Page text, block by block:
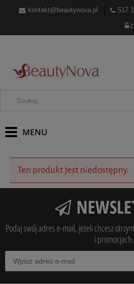
kontakt@beautynova.pl 517
Ten produkt jest niedostępny.
Podaj swój adres e-mail, jeżeli chcesz
i promocjach.